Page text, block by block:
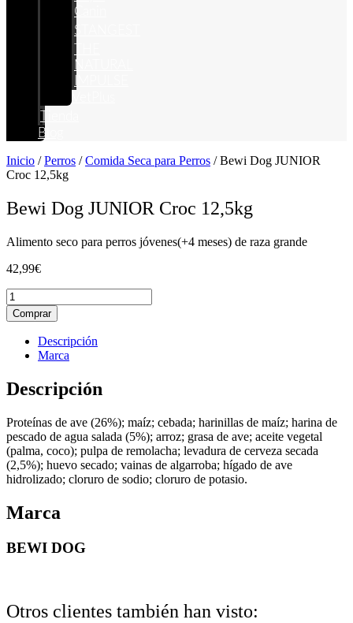
Canin
STANGEST
NATURAL
Blog
Inicio /Perros /Comida Seca para Perros / Bewi Dog JUNIOR
Croc 12,5kg
Bewi Dog JUNIOR Croc 12,5kg
Alimento seco para perros jóvenes(+4 meses) de raza grande
42,99€
Bewi
Dog
JUNIOR
Croc
12,5kg
cantidad
Comprar
Descripción
Marca
Descripción
Proteínas de ave (26%); maíz; cebada; harinillas de maíz; harina de
pescado de agua salada (5%); arroz; grasa de ave; aceite vegetal
(palma, coco); pulpa de remolacha; levadura de cerveza secada
(2,5%); huevo secado; vainas de algarroba; hígado de ave
hidrolizado; cloruro de sodio; cloruro de potasio.
Marca
BEWI DOG
Otros clientes también han visto: